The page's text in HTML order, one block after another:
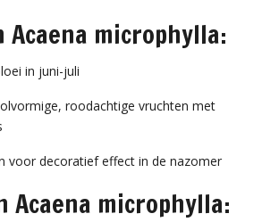
Acaena microphylla:
in juni-juli
roodachtige vruchten met
voor decoratief effect in de nazomer
Acaena microphylla: